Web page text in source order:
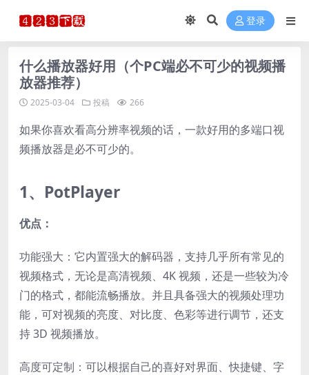
登录
什么播放器好用（个PC端必不可少的视频播
放器推荐）
2025-03-04 投稿 266
如果你喜欢看高分辨率视频的话，一款好用的多端口视
频播放器是必不可少的。
1、PotPlayer
优点：
功能强大：它内置强大的解码器，支持几乎所有常见的
视频格式，无论是高清视频、4K 视频，还是一些较为冷
门的格式，都能流畅播放。并且具备强大的视频处理功
能，可对视频的亮度、对比度、色彩等进行调节，还支
持 3D 视频播放。
高度可定制：可以根据自己的喜好对界面、快捷键、字